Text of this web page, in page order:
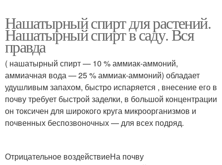
Нашатырный спирт для растений.
Нашатырный спирт в саду. Вся
правда
( нашатырный спирт — 10 % аммиак-аммоний,
аммиачная вода — 25 % аммиак-аммоний) обладает
удушливым запахом, быстро испаряется , внесение его в
почву требует быстрой заделки, в большой концентрации
он токсичен для широкого круга микроорганизмов и
почвенных беспозвоночных — для всех подряд.
Отрицательное воздействиеНа почву